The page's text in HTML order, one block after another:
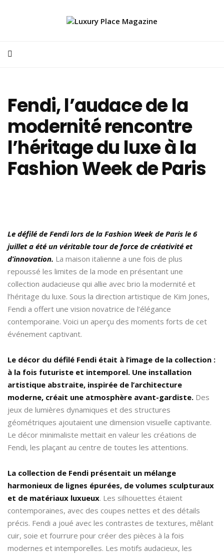
Fendi, l’audace de la
modernité rencontre
l’héritage du luxe à la
Fashion Week de Paris
Le défilé de Fendi lors de la Fashion Week de Paris le 6
juillet a été un véritable tour de force de créativité et
d’innovation. La maison italienne a une fois de plus
repoussé les limites de la mode en présentant une
collection audacieuse qui allie avec brio la modernité et
l’héritage du luxe. Sous la direction artistique de Kim Jones,
Fendi a offert une vision novatrice de l’élégance
contemporaine. Voici un aperçu des moments forts de cet
événement captivant.
Le décor du défilé Fendi était à l’image de la collection :
à la fois futuriste et intemporel. Une installation
artistique abstraite, inspirée de l’architecture
moderne, créait une atmosphère avant-gardiste. Des
jeux de lumières dynamiques et des structures
géométriques ajoutaient une dimension visuelle captivante.
Le décor minimaliste mettait en valeur les créations de
Fendi, les plaçant au centre de toutes les attentions.
La collection de Fendi présentait un mélange
harmonieux de lignes épurées, de volumes sculpturaux
et de matériaux luxueux. Les silhouettes étaient
contemporaines, avec des coupes nettes et des détails
précis. Fendi a joué avec les contrastes de textures, mêlant
cuir, soie et fourrure pour créer des pièces à la fois
modernes et intemporelles. Les motifs audacieux, les